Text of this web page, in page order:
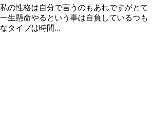
の性格は自分で言うのもあれですがとて
生懸命やるという事は自負しているつも
タイプは時間...